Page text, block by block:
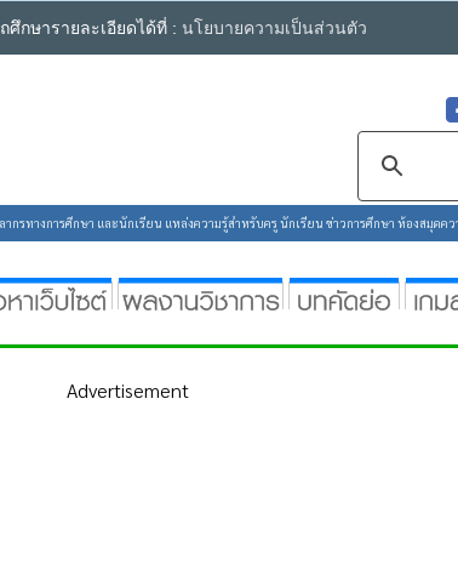
กษารายละเอียดได้ที่ : นโยบายความเป็นส่วนตัว
กรทางการศึกษา และนักเรียน แหล่งความรู้สำหรับครู นักเรียน ข่าวการศึกษา ห้องสมุด
Advertisement